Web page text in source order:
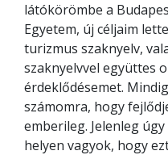
látókörömbe a
Egyetem, új céljaim
turizmus szaknyelv,
szaknyelvvel együttes
érdeklődésemet.
számomra, hogy
emberileg. Jelenleg
helyen vagyok, hogy